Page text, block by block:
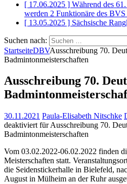
[ 17.06.2025 ] Während des
werden 2 Funktionäre des BVS
[ 13.05.2025 ] Sächsische
Suchen nach:
StartseiteDBVAusschreibung 70.
Badmintonmeisterschaften
Ausschreibung 70.
30.11.2021 Paula-Elisabeth Nitschke
deaktiviert für Ausschreibung 70.
Badmintonmeisterschaften
Vom 03.02.2022-06.02.2022 finden
Meisterschaften statt.
die Seidenstickerhalle in Bielefeld,
August in Mülheim an der Ruhr